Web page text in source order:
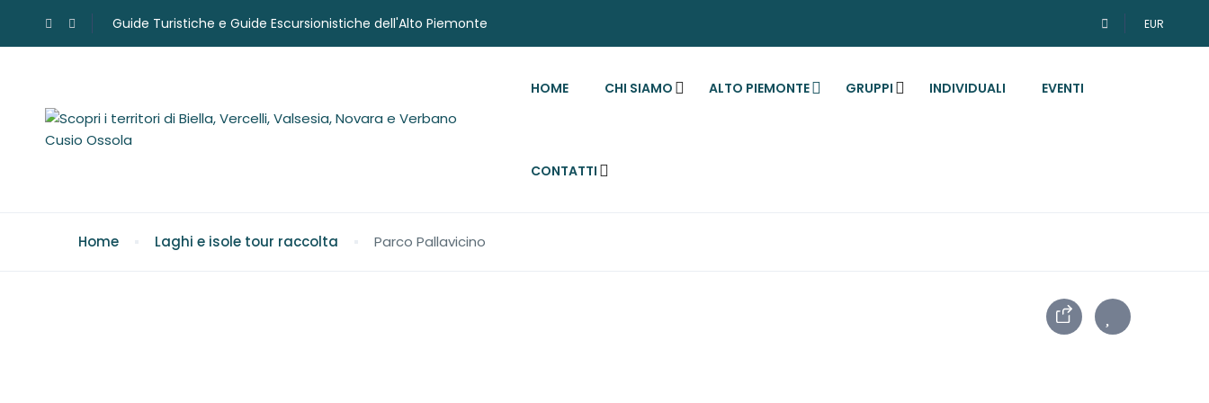
Guide Turistiche e Guide Escursionistiche dell'Alto Piemonte EUR
HOME CHI SIAMO ALTO PIEMONTE GRUPPI INDIVIDUALI EVENTI
CONTATTI
Home Laghi e isole tour raccolta Parco Pallavicino